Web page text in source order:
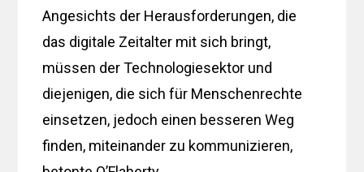
Angesichts der Herausforderungen, die
das digitale Zeitalter mit sich bringt,
müssen der Technologiesektor und
diejenigen, die sich für Menschenrechte
einsetzen, jedoch einen besseren Weg
finden, miteinander zu kommunizieren,